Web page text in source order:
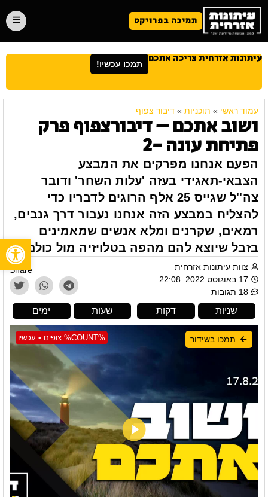
תמיכה בפרויקט
עיתונות אזרחית צריכה אתכם תמכו עכשיו!
עמוד ראשי » תוכניות » דיבור צפוף
ושוב אתכם – דיבורצפוף פרק
פתיחת עונה -2
הפעם אנחנו מפרקים את המבצע
הצבאי-תאגידי בעזה 'עלות השחר' ודובר
צה''ל שגייס 25 אלף הרוגים לדבריו כדי
להצליח במבצע הזה אנחנו נעבור דרך גנבים,
רמאים, שקרנים ומלא אנשים שמאמינים
בזבל שיוצא להם מהפה בטלויזיה מול כולם.
צוות עיתונות אזרחית
17 באוגוסט 2022. 22:08
18 תגובות
Share
ימים שעות דקות שניות
%COUNT% צופים • עכשיו תמכו בשידור